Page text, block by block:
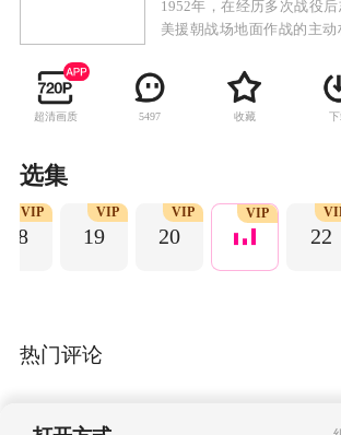
1952年，在经历多次战役
美援朝战场地面作战的主
最后一搏，10月14日，“联
猛攻。志愿军战士顽强抗击
反复争夺阵地；转入坑道
几十年里，无一西方国家敢
超清画质 5497 收藏 下
选集
18
VIP
19
VIP
20
VIP VIP
22
热门评论